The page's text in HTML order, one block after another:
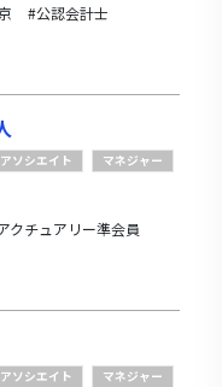
#公認会計士
ソシエイト
マネジャー
クチュアリー準会員
ソシエイト
マネジャー